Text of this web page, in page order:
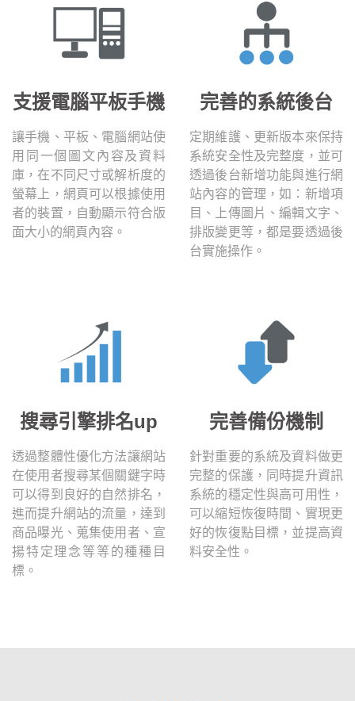
支援電腦平板手機
讓手機、平板、電腦網站使
用同一個圖文內容及資料
庫，在不同尺寸或解析度的
螢幕上，網頁可以根據使用
者的裝置，自動顯示符合版
面大小的網頁內容。
完善的系統後台
定期維護、更新版本來保持
系統安全性及完整度，並可
透過後台新增功能與進行網
站內容的管理，如：新增項
目、上傳圖片、編輯文字、
排版變更等，都是要透過後
台實施操作。
搜尋引擎排名up
透過整體性優化方法讓網站
在使用者搜尋某個關鍵字時
可以得到良好的自然排名，
進而提升網站的流量，達到
商品曝光、蒐集使用者、宣
揚特定理念等等的種種目
標。
完善備份機制
針對重要的系統及資料做更
完整的保護，同時提升資訊
系統的穩定性與高可用性，
可以縮短恢復時間、實現更
好的恢復點目標，並提高資
料安全性。